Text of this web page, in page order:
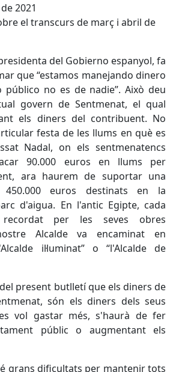
2021
el transcurs de març i abril de
del Gobierno espanyol, fa
que “estamos manejando dinero
no es de nadie”. Això deu
govern de Sentmenat, el qual
els diners del contribuent. No
festa de les llums en què es
Nadal, on els sentmenatencs
90.000 euros en llums per
ara haurem de suportar una
euros destinats en la
d'aigua. En l'antic Egipte, cada
per les seves obres
Alcalde va encaminat en
il·luminat” o “l'Alcalde de
present butlletí que els diners de
són els diners dels seus
vol gastar més, s'haurà de fer
públic o augmentant els
grans dificultats per mantenir tots